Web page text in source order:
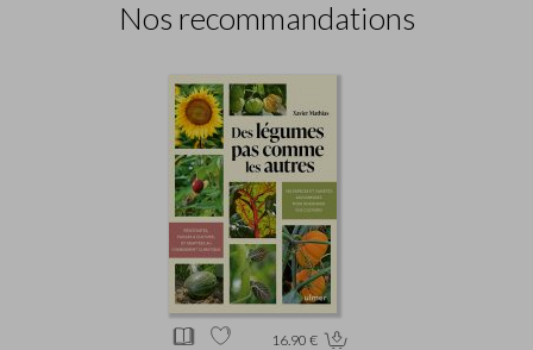
Nos recommandations
16.90 €